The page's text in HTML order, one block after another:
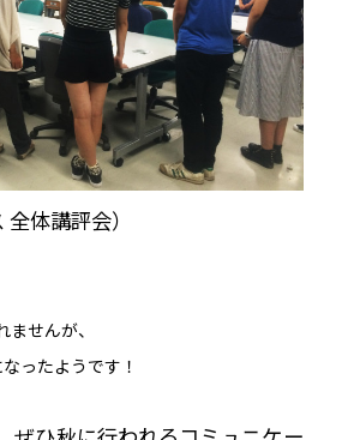
全体講評会）
せんが、
ったようです！